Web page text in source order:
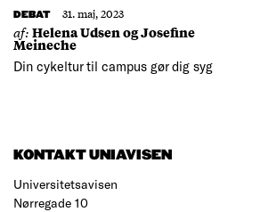
DEBAT 31. maj, 2023
af:Helena Udsen og Josefine
Meineche
Din cykeltur til campus gør dig syg
KONTAKT UNIAVISEN
Universitetsavisen
Nørregade 10